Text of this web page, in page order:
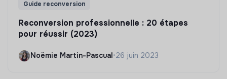
Guide reconversion
Reconversion professionnelle : 20 étapes
pour réussir (2023)
Noëmie Martin-Pascual •26 juin 2023